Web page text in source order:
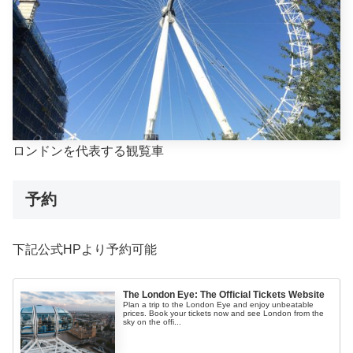
ロンドンを代表する観覧車
予約
下記公式HPより予約可能
The London Eye: The Official Tickets Website
Plan a trip to the London Eye and enjoy unbeatable
prices. Book your tickets now and see London from the
sky on the offi...